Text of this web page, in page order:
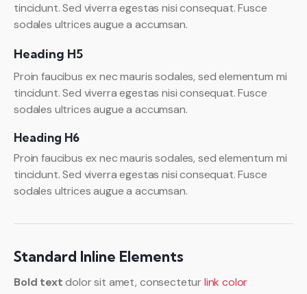
tincidunt. Sed viverra egestas nisi consequat. Fusce
sodales ultrices augue a accumsan.
Heading H5
Proin faucibus ex nec mauris sodales, sed elementum mi
tincidunt. Sed viverra egestas nisi consequat. Fusce
sodales ultrices augue a accumsan.
Heading H6
Proin faucibus ex nec mauris sodales, sed elementum mi
tincidunt. Sed viverra egestas nisi consequat. Fusce
sodales ultrices augue a accumsan.
Standard Inline Elements
Bold textdolor sit amet, consecteturlink color